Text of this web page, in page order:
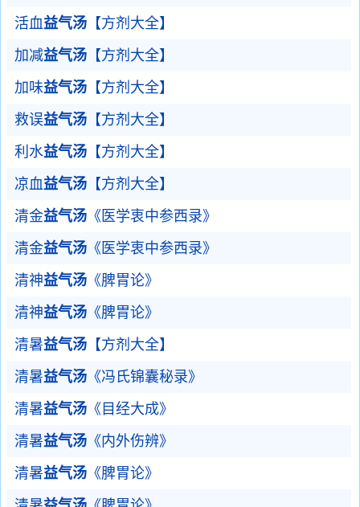
活血益气汤 【方剂大全】
加减益气汤 【方剂大全】
加味益气汤 【方剂大全】
救误益气汤 【方剂大全】
利水益气汤 【方剂大全】
凉血益气汤 【方剂大全】
清金益气汤 《医学衷中参西录》
清金益气汤 《医学衷中参西录》
清神益气汤 《脾胃论》
清神益气汤 《脾胃论》
清暑益气汤 【方剂大全】
清暑益气汤 《冯氏锦囊秘录》
清暑益气汤 《目经大成》
清暑益气汤 《内外伤辨》
清暑益气汤 《脾胃论》